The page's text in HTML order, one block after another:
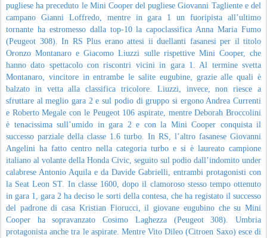
pugliese ha preceduto le Mini Cooper del pugliese Giovanni Tagliente e del
campano Gianni Loffredo, mentre in gara 1 un fuoripista all’ultimo
tornante ha estromesso dalla top-10 la capoclassifica Anna Maria Fumo
(Peugeot 308). In RS Plus erano attesi ii duellanti fasanesi per il titolo
Oronzo Montanaro e Giacomo Liuzzi sulle rispettive Mini Cooper, che
hanno dato spettacolo con riscontri vicini in gara 1. Al termine svetta
Montanaro, vincitore in entrambe le salite eugubine, grazie alle quali è
balzato in vetta alla classifica tricolore. Liuzzi, invece, non riesce a
sfruttare al meglio gara 2 e sul podio di gruppo si ergono Andrea Currenti
e Roberto Megale con le Peugeot 106 aspirate, mentre Deborah Broccolini
è tenacissima sull’umido in gara 2 e con la Mini Cooper conquista il
successo parziale della classe 1.6 turbo. In RS, l’altro fasanese Giovanni
Angelini ha fatto centro nella categoria turbo e si è laureato campione
italiano al volante della Honda Civic, seguito sul podio dall’indomito under
calabrese Antonio Aquila e da Davide Gabrielli, entrambi protagonisti con
la Seat Leon ST. In classe 1600, dopo il clamoroso stesso tempo ottenuto
in gara 1, gara 2 ha deciso le sorti della contesa, che ha registato il successo
del padrone di casa Kristian Fiorucci, il giovane eugubino che su Mini
Cooper ha sopravanzato Cosimo Laghezza (Peugeot 308). Umbria
protagonista anche tra le aspirate. Mentre Vito Dileo (Citroen Saxo) esce di